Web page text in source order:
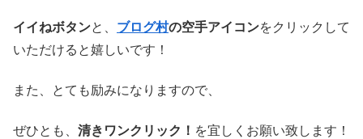
イイねボタンと、 ブログ村の空手アイコンをクリックして
いただけると嬉しいです！
また、とても励みになりますので、
ぜひとも、 清きワンクリック！ を宜しくお願い致します！